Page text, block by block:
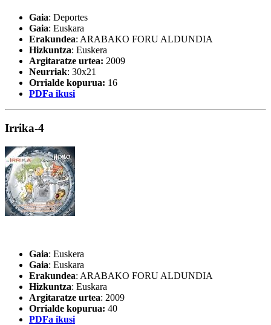
Gaia: Deportes
Gaia: Euskara
Erakundea: ARABAKO FORU ALDUNDIA
Hizkuntza: Euskera
Argitaratze urtea: 2009
Neurriak: 30x21
Orrialde kopurua: 16
PDFa ikusi
Irrika-4
Gaia: Euskera
Gaia: Euskara
Erakundea: ARABAKO FORU ALDUNDIA
Hizkuntza: Euskara
Argitaratze urtea: 2009
Orrialde kopurua: 40
PDFa ikusi